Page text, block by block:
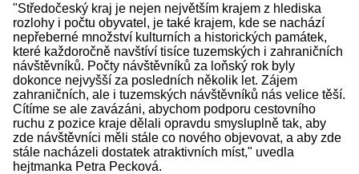
"Středočeský kraj je nejen největším krajem z hlediska
rozlohy i počtu obyvatel, je také krajem, kde se nachází
nepřeberné množství kulturních a historických památek,
které každoročně navštíví tisíce tuzemských i zahraničních
návštěvníků. Počty návštěvníků za loňský rok byly
dokonce nejvyšší za posledních několik let. Zájem
zahraničních, ale i tuzemských návštěvníků nás velice těší.
Cítíme se ale zavázáni, abychom podporu cestovního
ruchu z pozice kraje dělali opravdu smysluplně tak, aby
zde návštěvníci měli stále co nového objevovat, a aby zde
stále nacházeli dostatek atraktivních míst," uvedla
hejtmanka Petra Pecková.